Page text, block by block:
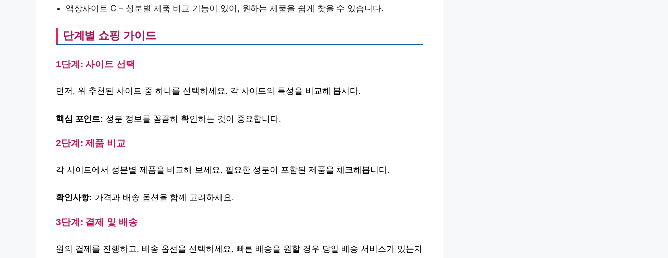
액상사이트 C – 성분별 제품 비교 기능이 있어, 원하는 제품을 쉽게 찾을 수 있습니다.
단계별 쇼핑 가이드
1단계: 사이트 선택
먼저, 위 추천된 사이트 중 하나를 선택하세요. 각 사이트의 특성을 비교해 봅시다.
핵심 포인트: 성분 정보를 꼼꼼히 확인하는 것이 중요합니다.
2단계: 제품 비교
각 사이트에서 성분별 제품을 비교해 보세요. 필요한 성분이 포함된 제품을 체크해봅니다.
확인사항: 가격과 배송 옵션을 함께 고려하세요.
3단계: 결제 및 배송
원의 결제를 진행하고, 배송 옵션을 선택하세요. 빠른 배송을 원할 경우 당일 배송 서비스가 있는지